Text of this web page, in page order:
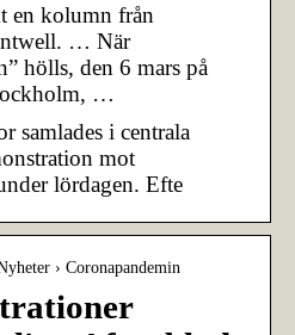
kolumn från
… När
hölls, den 6 mars på
…
samlades i centrala
mot
lördagen. Efte
› Coronapandemin